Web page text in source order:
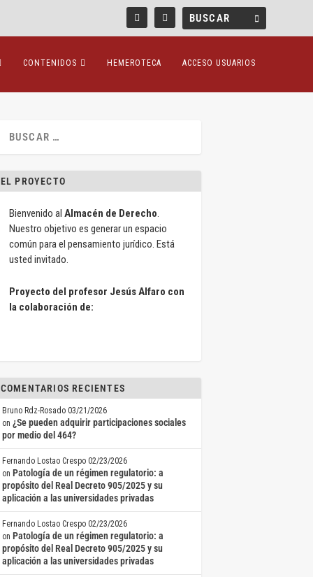
CONTENIDOS HEMEROTECA ACCESO USUARIOS
EL PROYECTO
Bienvenido al Almacén de Derecho.
Nuestro objetivo es generar un espacio
común para el pensamiento jurídico. Está
usted invitado.
Proyecto del profesor Jesús Alfaro con
la colaboración de:
COMENTARIOS RECIENTES
Bruno Rdz-Rosado 03/21/2026
on ¿Se pueden adquirir participaciones sociales
por medio del 464?
Fernando Lostao Crespo 02/23/2026
on Patología de un régimen regulatorio: a
propósito del Real Decreto 905/2025 y su
aplicación a las universidades privadas
Fernando Lostao Crespo 02/23/2026
on Patología de un régimen regulatorio: a
propósito del Real Decreto 905/2025 y su
aplicación a las universidades privadas